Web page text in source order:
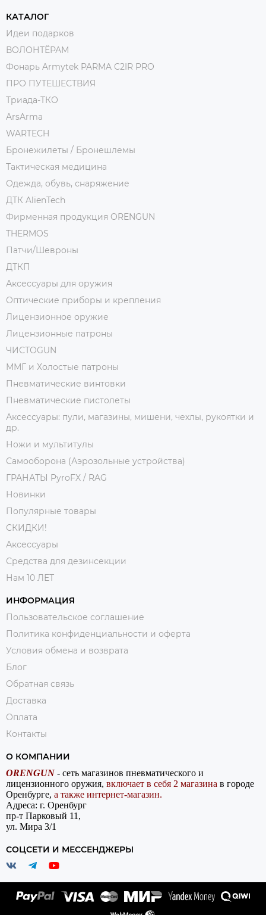
КАТАЛОГ
Идеи подарков
ВОЛОНТЁРАМ
Фонарь Armytek PARMA C2IR PRO
ПРО ПУТЕШЕСТВИЯ
Триада-ТКО
ArsArma
WARTECH
Бронежилеты / Бронешлемы
Тактическая медицина
Одежда, обувь, снаряжение
ДТК AlienTech
Фирменная продукция ORENGUN
THERMOS
Патчи/Шевроны
ДТКП
Аксессуары для оружия
Оптические приборы и крепления
Лицензионное оружие
Лицензионные патроны
ЧИСТОGUN
ММГ и Холостые патроны
Пневматические винтовки
Пневматические пистолеты
Аксессуары: пули, магазины, мишени, чехлы, рукоятки и
др.
Ножи и мультитулы
Самооборона (Аэрозольные устройства)
ГРАНАТЫ PyroFX / RAG
Новинки
Популярные товары
СКИДКИ!
Аксессуары
Средства для дезинсекции
Нам 10 ЛЕТ
ИНФОРМАЦИЯ
Пользовательское соглашение
Политика конфиденциальности и оферта
Условия обмена и возврата
Блог
Обратная связь
Доставка
Оплата
Контакты
О КОМПАНИИ
ORENGUN - сеть магазинов пневматического и
лицензионного оружия, включает в себя 2 магазина в городе
Оренбурге, а также интернет-магазин.
Адреса: г. Оренбург
пр-т Парковый 11,
ул. Мира 3/1
СОЦСЕТИ И МЕССЕНДЖЕРЫ